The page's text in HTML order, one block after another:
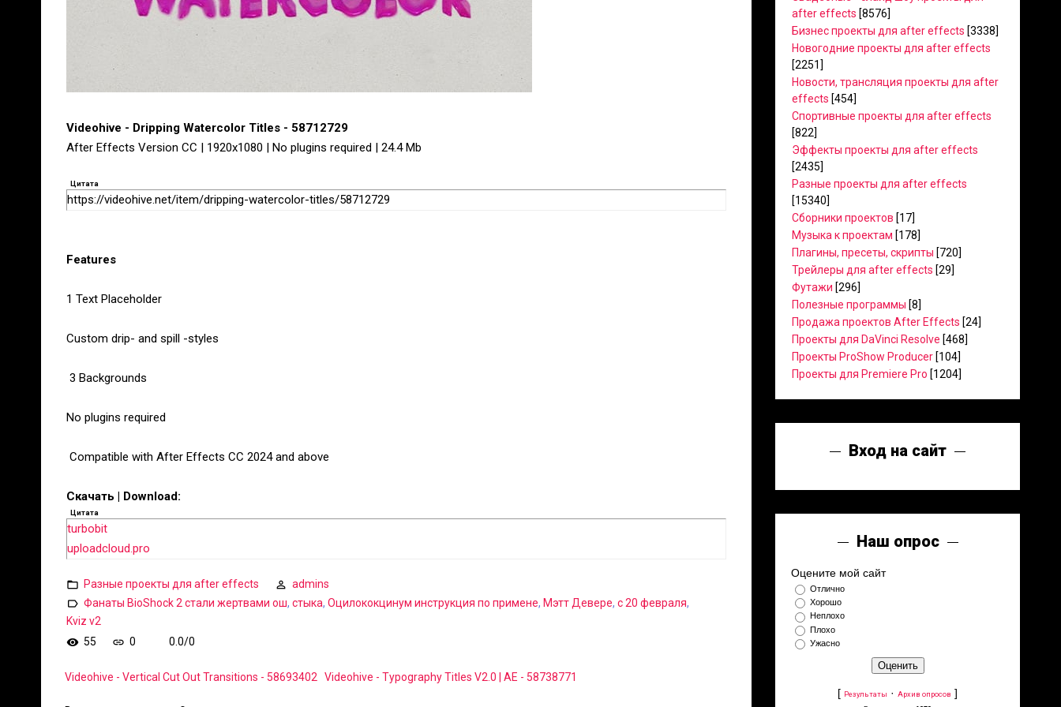
Videohive - Dripping Watercolor Titles - 58712729
After Effects Version CC | 1920x1080 | No plugins required | 24.4 Mb
Цитата
https://videohive.net/item/dripping-watercolor-titles/58712729
Features
1 Text Placeholder
Custom drip- and spill -styles
️ 3 Backgrounds
No plugins required
️ Compatible with After Effects CC 2024 and above
Скачать | Download:
Цитата
turbobit
uploadcloud.pro
Разные проекты для after effects
admins
Фанаты BioShock 2 стали жертвами ош, стыка, Оцилококцинум инструкция по примене, Мэтт Девере, с 20 февраля,
Kviz v2
55
0 0.0/0
Videohive - Vertical Cut Out Transitions - 58693402 Videohive - Typography Titles V2.0 | AE - 58738771
after effects [8576]
Бизнес проекты для after effects [3338]
Новогодние проекты для after effects
[2251]
Новости, трансляция проекты для after
effects [454]
Спортивные проекты для after effects
[822]
Эффекты проекты для after effects
[2435]
Разные проекты для after effects
[15340]
Сборники проектов [17]
Музыка к проектам [178]
Плагины, пресеты, скрипты [720]
Трейлеры для after effects [29]
Футажи [296]
Полезные программы [8]
Продажа проектов After Effects [24]
Проекты для DaVinci Resolve [468]
Проекты ProShow Producer [104]
Проекты для Premiere Pro [1204]
Вход на сайт
Наш опрос
Оцените мой сайт
Отлично
Хорошо
Неплохо
Плохо
Ужасно
[ Результаты · Архив опросов ]